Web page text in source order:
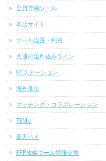
会員専用ツール
本店サイト
ツール設置・利用
共通の送料込みライン
ECステーション
海外進出
マッチング・コラボレーション
TEMU
楽天ペイ
RPP攻略ツール情報交換